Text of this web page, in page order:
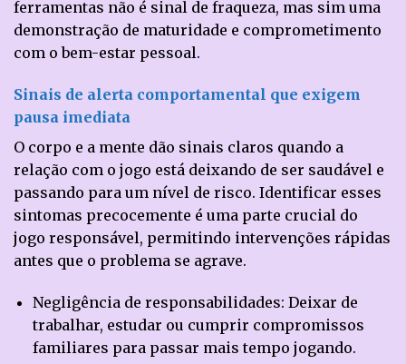
ferramentas não é sinal de fraqueza, mas sim uma
demonstração de maturidade e comprometimento
com o bem-estar pessoal.
Sinais de alerta comportamental que exigem
pausa imediata
O corpo e a mente dão sinais claros quando a
relação com o jogo está deixando de ser saudável e
passando para um nível de risco. Identificar esses
sintomas precocemente é uma parte crucial do
jogo responsável, permitindo intervenções rápidas
antes que o problema se agrave.
Negligência de responsabilidades: Deixar de
trabalhar, estudar ou cumprir compromissos
familiares para passar mais tempo jogando.